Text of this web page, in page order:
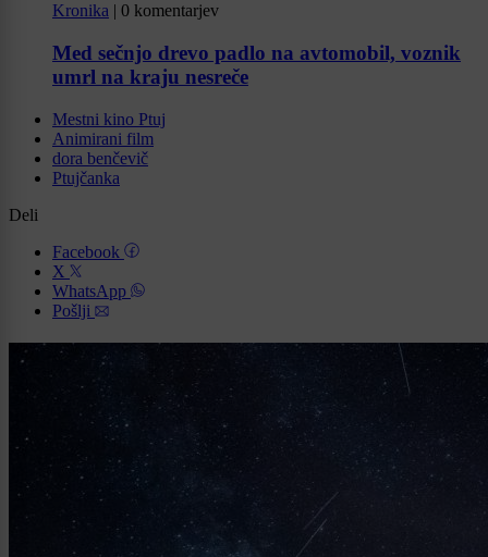
Kronika | 0 komentarjev
Med sečnjo drevo padlo na avtomobil, voznik
umrl na kraju nesreče
Mestni kino Ptuj
Animirani film
dora benčevič
Ptujčanka
Deli
Facebook
X
WhatsApp
Pošlji